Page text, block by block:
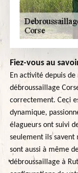
Fiez-vous au
En activité depuis de
débroussaillage
correctement. Ceci
dynamique,
élagueurs ont suivi
seulement ils
sont aussi à même
débroussaillage à